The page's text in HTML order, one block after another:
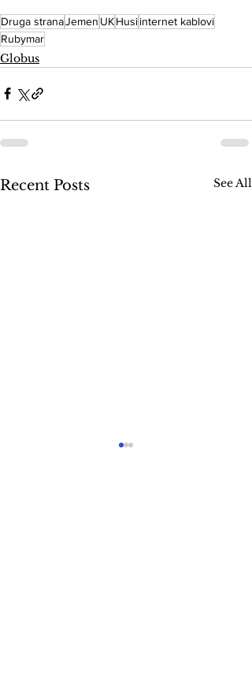
Druga stranaJemen UKHusiinternet kablovi
Rubymar
Globus
Recent Posts See All